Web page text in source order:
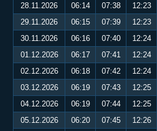
28.11.2026
06:14 07:38 12:23
29.11.2026
06:15 07:39 12:23
30.11.2026
06:16 07:40 12:24
01.12.2026
06:17 07:41 12:24
02.12.2026
06:18 07:42 12:24
03.12.2026
06:19 07:43 12:25
04.12.2026
06:19 07:44 12:25
05.12.2026
06:20 07:45 12:26